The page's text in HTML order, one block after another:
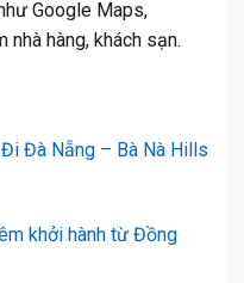
Google Maps,
hàng, khách sạn.
Đà Nẵng – Bà Nà Hills
khởi hành từ Đồng